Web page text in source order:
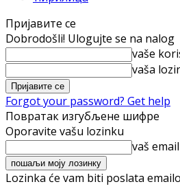
Пријавите се
Dobrodošli! Ulogujte se na nalog
vaše
vaša
Forgot your password? Get help
Повратак изгубљене шифре
Oporavite vašu lozinku
vaš email
Lozinka će vam biti poslata